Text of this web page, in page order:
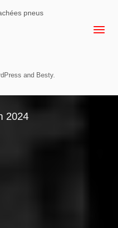
pneus
and Besty.
2024